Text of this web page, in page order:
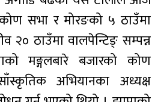
सभा र मोरङको ५ ठाउँमा
२० ठाउँमा वालपेन्टिङ् सम्पन्न
मङ्गलबारे बजारको कोण
अभियानका अध्यक्ष